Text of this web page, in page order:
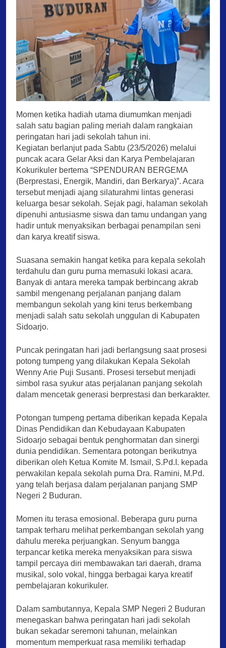
Momen ketika hadiah utama diumumkan menjadi
salah satu bagian paling meriah dalam rangkaian
peringatan hari jadi sekolah tahun ini.
Kegiatan berlanjut pada Sabtu (23/5/2026) melalui
puncak acara Gelar Aksi dan Karya Pembelajaran
Kokurikuler bertema “SPENDURAN BERGEMA
(Berprestasi, Energik, Mandiri, dan Berkarya)”. Acara
tersebut menjadi ajang silaturahmi lintas generasi
keluarga besar sekolah. Sejak pagi, halaman sekolah
dipenuhi antusiasme siswa dan tamu undangan yang
hadir untuk menyaksikan berbagai penampilan seni
dan karya kreatif siswa.
Suasana semakin hangat ketika para kepala sekolah
terdahulu dan guru purna memasuki lokasi acara.
Banyak di antara mereka tampak berbincang akrab
sambil mengenang perjalanan panjang dalam
membangun sekolah yang kini terus berkembang
menjadi salah satu sekolah unggulan di Kabupaten
Sidoarjo.
Puncak peringatan hari jadi berlangsung saat prosesi
potong tumpeng yang dilakukan Kepala Sekolah
Wenny Arie Puji Susanti. Prosesi tersebut menjadi
simbol rasa syukur atas perjalanan panjang sekolah
dalam mencetak generasi berprestasi dan berkarakter.
Potongan tumpeng pertama diberikan kepada Kepala
Dinas Pendidikan dan Kebudayaan Kabupaten
Sidoarjo sebagai bentuk penghormatan dan sinergi
dunia pendidikan. Sementara potongan berikutnya
diberikan oleh Ketua Komite M. Ismail, S.Pd.I. kepada
perwakilan kepala sekolah purna Dra. Ramini, M.Pd.
yang telah berjasa dalam perjalanan panjang SMP
Negeri 2 Buduran.
Momen itu terasa emosional. Beberapa guru purna
tampak terharu melihat perkembangan sekolah yang
dahulu mereka perjuangkan. Senyum bangga
terpancar ketika mereka menyaksikan para siswa
tampil percaya diri membawakan tari daerah, drama
musikal, solo vokal, hingga berbagai karya kreatif
pembelajaran kokurikuler.
Dalam sambutannya, Kepala SMP Negeri 2 Buduran
menegaskan bahwa peringatan hari jadi sekolah
bukan sekadar seremoni tahunan, melainkan
momentum memperkuat rasa memiliki terhadap